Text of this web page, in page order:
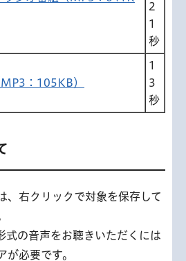
2
1
秒
：105KB）
1
3
秒
、右クリックで対象を保存して
式の音声をお聴きいただくには
が必要です。